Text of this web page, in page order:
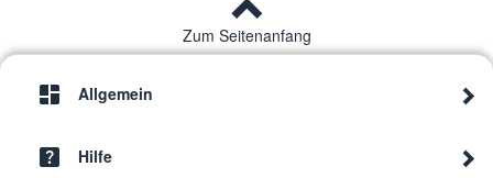
Zum Seitenanfang
Allgemein
Hilfe